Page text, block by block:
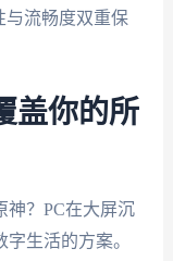
与流畅度双重保
盖你的所
神？PC在大屏沉
生活的方案。